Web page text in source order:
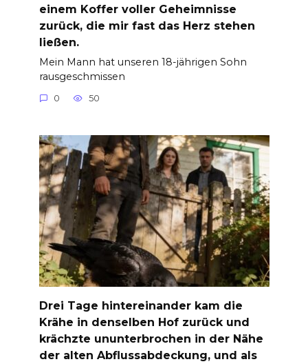
einem Koffer voller Geheimnisse
zurück, die mir fast das Herz stehen
ließen.
Mein Mann hat unseren 18-jährigen Sohn
rausgeschmissen
0 50
Drei Tage hintereinander kam die
Krähe in denselben Hof zurück und
krächzte ununterbrochen in der Nähe
der alten Abflussabdeckung, und als